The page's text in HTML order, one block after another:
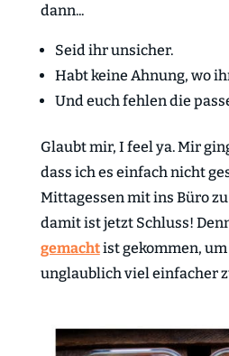
dann...
Seid ihr unsicher.
Habt keine Ahnung, wo
Und euch fehlen die
Glaubt mir, I feel ya. Mir
dass ich es einfach nicht
Mittagessen mit ins Büro
damit ist jetzt Schluss!
gemachtist gekommen, um
unglaublich viel einfacher